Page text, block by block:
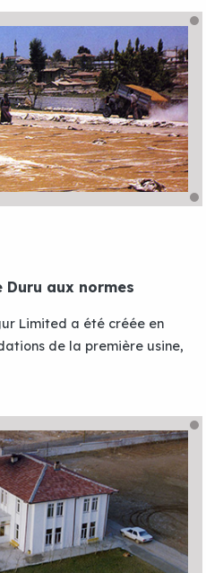
Duru aux normes
Limited a été créée en
de la première usine,